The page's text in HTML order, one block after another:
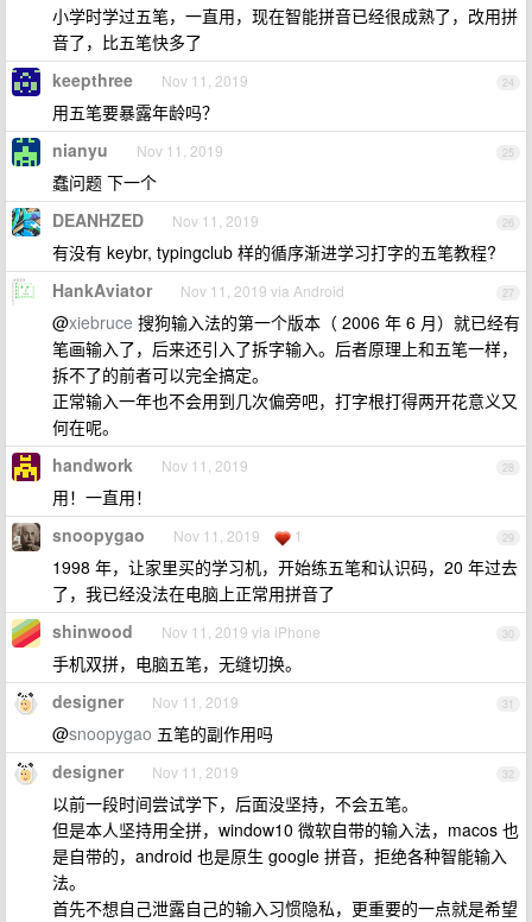
小学时学过五笔，一直用，现在智能拼音已经很成熟了，改用拼
音了，比五笔快多了
24
keepthree Nov 11, 2019
用五笔要暴露年龄吗？
25
nianyu Nov 11, 2019
蠢问题 下一个
26
DEANHZED Nov 11, 2019
有没有 keybr, typingclub 样的循序渐进学习打字的五笔教程?
27
HankAviator Nov 11, 2019 via Android
@xiebruce 搜狗输入法的第一个版本（ 2006 年 6 月）就已经有
笔画输入了，后来还引入了拆字输入。后者原理上和五笔一样，
拆不了的前者可以完全搞定。
正常输入一年也不会用到几次偏旁吧，打字根打得两开花意义又
何在呢。
28
handwork Nov 11, 2019
用！一直用！
29
snoopygao Nov 11, 2019 1
1998 年，让家里买的学习机，开始练五笔和认识码，20 年过去
了，我已经没法在电脑上正常用拼音了
30
shinwood Nov 11, 2019 via iPhone
手机双拼，电脑五笔，无缝切换。
31
designer Nov 11, 2019
@snoopygao 五笔的副作用吗
32
designer Nov 11, 2019
以前一段时间尝试学下，后面没坚持，不会五笔。
但是本人坚持用全拼，window10 微软自带的输入法，macos 也
是自带的，android 也是原生 google 拼音，拒绝各种智能输入
法。
首先不想自己泄露自己的输入习惯隐私，更重要的一点就是希望